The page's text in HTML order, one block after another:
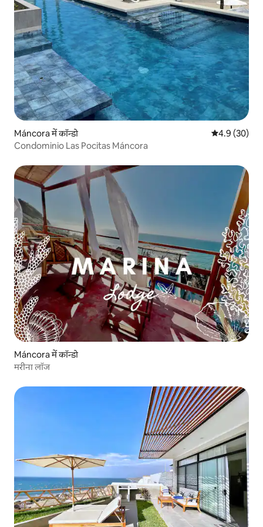
Máncora में कॉन्डो औसत रेटिंग 5 में
4.9 (30)
Condominio Las Pocitas Máncora
Máncora में कॉन्डो
मरीना लॉज